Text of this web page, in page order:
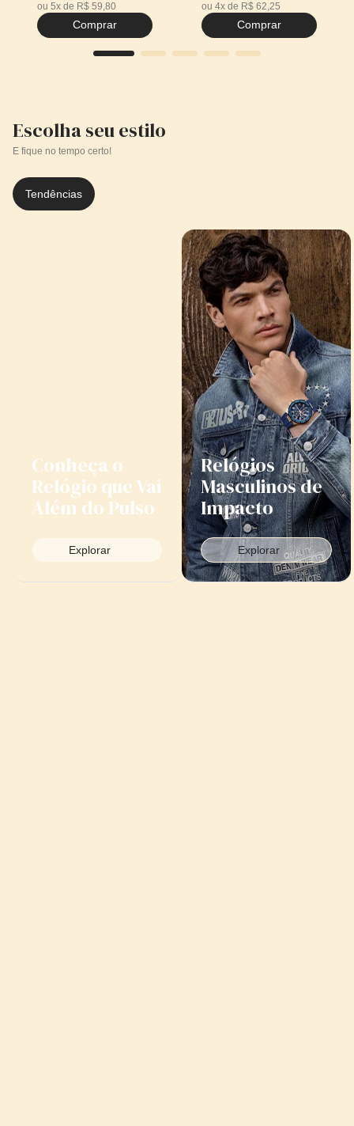
ou 5x de R$ 59,80
Comprar
ou 4x de R$ 62,25
Comprar
Escolha seu estilo
E fique no tempo certo!
Tendências
Conheça o
Relógio que Vai
Além do Pulso
Explorar
Relógios
Masculinos de
Impacto
Explorar